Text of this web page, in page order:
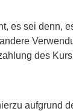
es sei denn,
des
aufgrund